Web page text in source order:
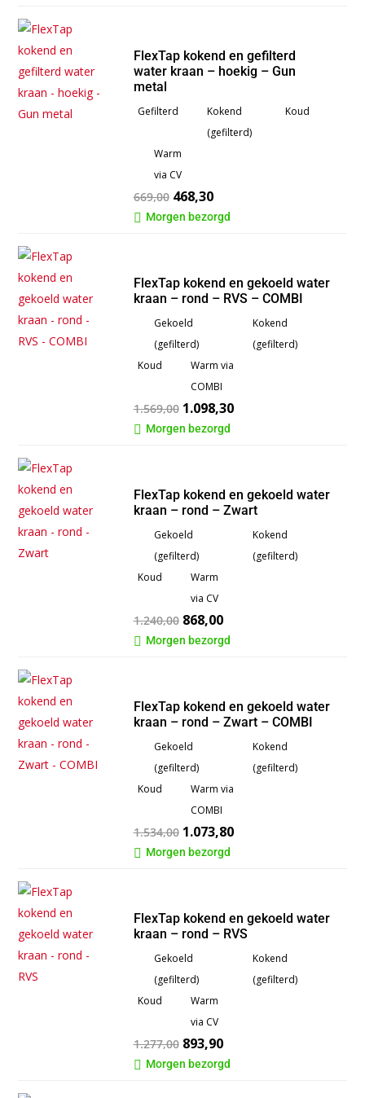
FlexTap kokend en gefilterd
water kraan – hoekig – Gun
metal
Gefilterd
Kokend
(gefilterd)
Koud
Warm
via CV
669,00 468,30
 Morgen bezorgd
FlexTap kokend en gekoeld water
kraan – rond – RVS – COMBI
Gekoeld
(gefilterd)
Kokend
(gefilterd)
Koud
Warm via
COMBI
1.569,00 1.098,30
 Morgen bezorgd
FlexTap kokend en gekoeld water
kraan – rond – Zwart
Gekoeld
(gefilterd)
Kokend
(gefilterd)
Koud
Warm
via CV
1.240,00 868,00
 Morgen bezorgd
FlexTap kokend en gekoeld water
kraan – rond – Zwart – COMBI
Gekoeld
(gefilterd)
Kokend
(gefilterd)
Koud
Warm via
COMBI
1.534,00 1.073,80
 Morgen bezorgd
FlexTap kokend en gekoeld water
kraan – rond – RVS
Gekoeld
(gefilterd)
Kokend
(gefilterd)
Koud
Warm
via CV
1.277,00 893,90
 Morgen bezorgd